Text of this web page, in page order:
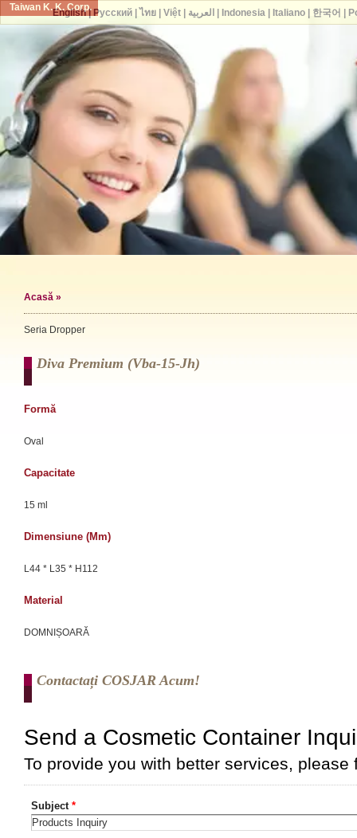
Taiwan K. K. Corp.
Acasă »
Seria Dropper
Diva Premium (vba-15-Jh)
Formă
Oval
Capacitate
15 ml
Dimensiune (mm)
L44 * L35 * H112
Material
DOMNIȘOARĂ
Contactați COSJAR Acum!
English| Русский| ไทย| Việt| العربية Indonesia| Italiano| 한국어